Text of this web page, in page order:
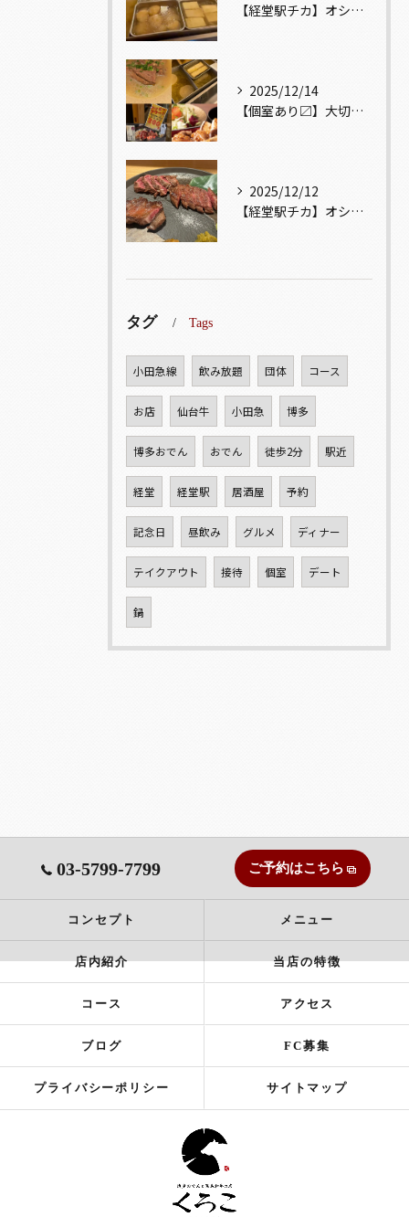
【経堂駅チカ】オシャレ居酒屋🏮出汁が美味しいおでんがオススメ...
2025/12/14
【個室あり〼】大切な記念日、お祝い事でのご来店ぜひお待ちして...
2025/12/12
【経堂駅チカ】オシャレ居酒屋🏮自慢のお肉が楽しめる🐃お得なコ...
タグ Tags
小田急線 飲み放題 団体 コース
お店 仙台牛 小田急 博多
博多おでん おでん 徒歩2分 駅近
経堂 経堂駅 居酒屋 予約
記念日 昼飲み グルメ ディナー
テイクアウト 接待 個室 デート
鍋
03-5799-7799 ご予約はこちら
コンセプト メニュー
店内紹介 当店の特徴
コース アクセス
ブログ FC募集
プライバシーポリシー サイトマップ